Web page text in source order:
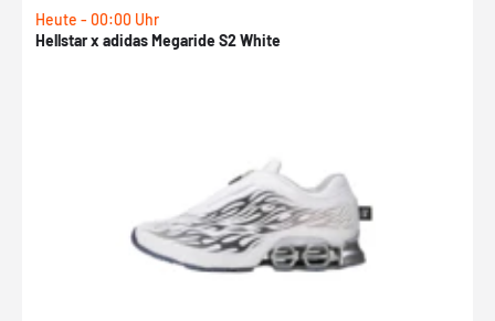
Heute - 00:00 Uhr
Hellstar x adidas Megaride S2 White